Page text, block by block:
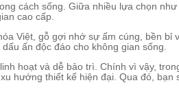
cách sống. Giữa nhiều lựa chọn
cao cấp.
Việt, gỗ gợi nhớ sự ấm cúng, bền
ấn độc đáo cho không gian sống.
hoạt và dễ bảo trì. Chính vì vậy,
hướng thiết kế hiện đại. Qua đó,